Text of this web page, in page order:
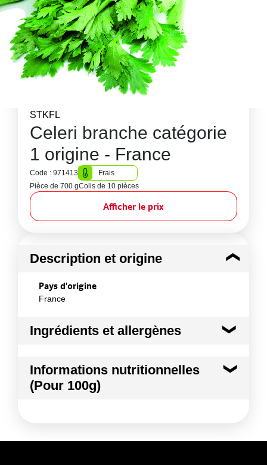
STKFL
Celeri branche catégorie
1 origine - France
Code : 971413
Frais
Pièce de 700 gColis de 10 pièces
Afficher le prix
Description et origine
Pays d'origine
France
Ingrédients et allergènes
Céleri
Allergènes :
Informations nutritionnelles
(Pour 100g)
Kilojoules 70 kj